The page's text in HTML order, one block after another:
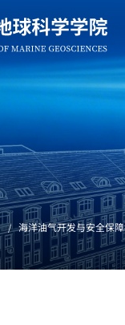
海洋油气开发与安全保